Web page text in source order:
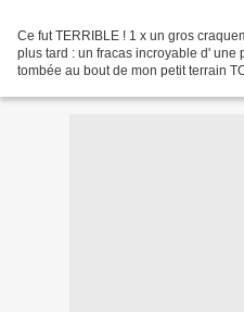
Ce fut TERRIBLE ! 1 x un gros
plus tard : un fracas incroyable d' une
tombée au bout de mon petit terrain